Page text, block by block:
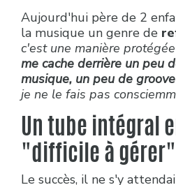
Aujourd'hui père de 2
la musique un genre de
c'est une manière
me cache derrière un peu
musique, un peu de
je ne le fais pas
Un tube intégral
"difficile à gérer"
Le succès, il ne s'y